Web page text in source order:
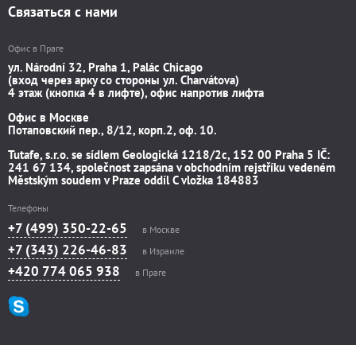
Связаться с нами
Офис в Праге
ул. Národní 32, Praha 1, Palác Chicago
(вход через арку со стороны ул. Charvátova)
4 этаж (кнопка 4 в лифте), офис напротив лифта
Офис в Москве
Потаповский пер., 8/12, корп.2, оф. 10.
Tutafe, s.r.o. se sídlem Geologická 1218/2c, 152 00 Praha 5 IČ:
241 67 134, společnost zapsána v obchodním rejstříku vedeném
Městským soudem v Praze oddíl C vložka 184883
Телефоны
+7 (499) 350-22-65 в Москве
+7 (343) 226-46-83 в Израиле
+420 774 065 938 в Праге